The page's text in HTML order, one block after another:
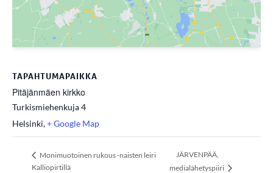
TAPAHTUMAPAIKKA
Pitäjänmäen kirkko
Turkismiehenkuja 4
Helsinki,+ Google Map
Monimuotoinen rukous -naisten leiri
Kalliopirtillä
JÄRVENPÄÄ,
medialähetyspiiri